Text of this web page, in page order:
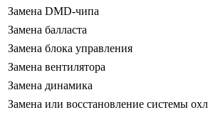
Замена DMD-чипа
Замена балласта
Замена блока управления
Замена вентилятора
Замена динамика
Замена или восстановление системы